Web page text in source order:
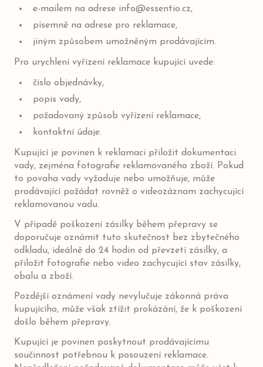
e-mailem na adrese info@essentio.cz,
písemně na adrese pro reklamace,
jiným způsobem umožněným prodávajícím.
Pro urychlení vyřízení reklamace kupující uvede:
číslo objednávky,
popis vady,
požadovaný způsob vyřízení reklamace,
kontaktní údaje.
Kupující je povinen k reklamaci přiložit dokumentaci
vady, zejména fotografie reklamovaného zboží. Pokud
to povaha vady vyžaduje nebo umožňuje, může
prodávající požádat rovněž o videozáznam zachycující
reklamovanou vadu.
V případě poškození zásilky během přepravy se
doporučuje oznámit tuto skutečnost bez zbytečného
odkladu, ideálně do 24 hodin od převzetí zásilky, a
přiložit fotografie nebo video zachycující stav zásilky,
obalu a zboží.
Pozdější oznámení vady nevylučuje zákonná práva
kupujícího, může však ztížit prokázání, že k poškození
došlo během přepravy.
Kupující je povinen poskytnout prodávajícímu
součinnost potřebnou k posouzení reklamace.